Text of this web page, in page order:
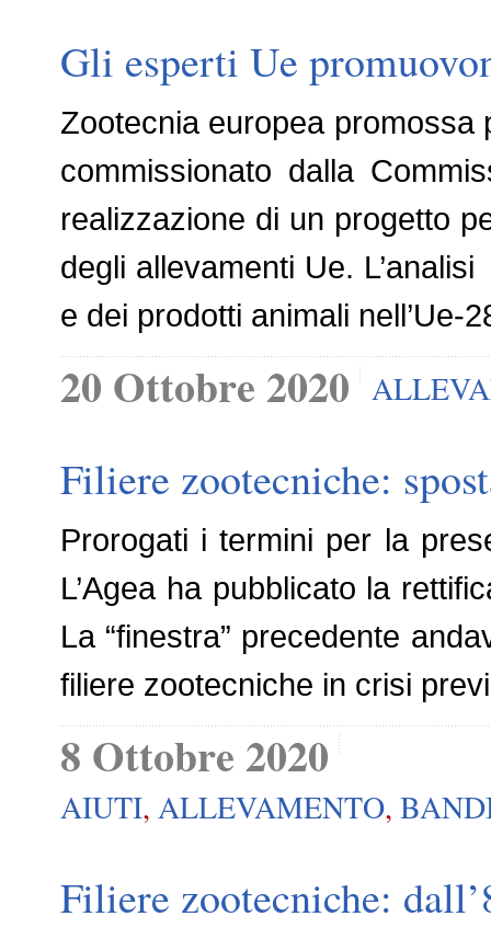
Gli esperti Ue
Zootecnia europea promossa
commissionato dalla
realizzazione di un progetto
degli allevamenti Ue.
e dei prodotti animali nell’Ue-
20 Ottobre 2020
Filiere zootecniche:
Prorogati i termini per la
L’Agea ha pubblicato la
La “finestra” precedente
filiere zootecniche in crisi
8 Ottobre 2020
AIUTI, ALLEVAMENTO,
Filiere zootecniche: